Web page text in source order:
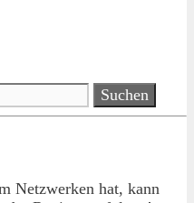
Netzwerken hat, kann